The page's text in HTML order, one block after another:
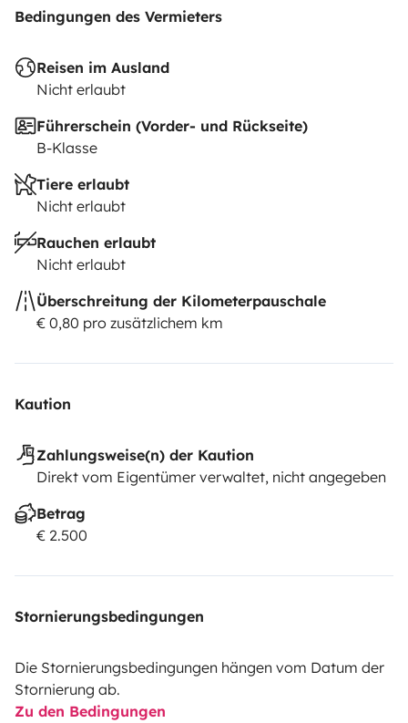
Bedingungen des Vermieters
Reisen im Ausland
Nicht erlaubt
Führerschein (Vorder- und Rückseite)
B-Klasse
Tiere erlaubt
Nicht erlaubt
Rauchen erlaubt
Nicht erlaubt
Überschreitung der Kilometerpauschale
€ 0,80 pro zusätzlichem km
Kaution
Zahlungsweise(n) der Kaution
Direkt vom Eigentümer verwaltet, nicht angegeben
Betrag
€ 2.500
Stornierungsbedingungen
Die Stornierungsbedingungen hängen vom Datum der
Stornierung ab.
Zu den Bedingungen